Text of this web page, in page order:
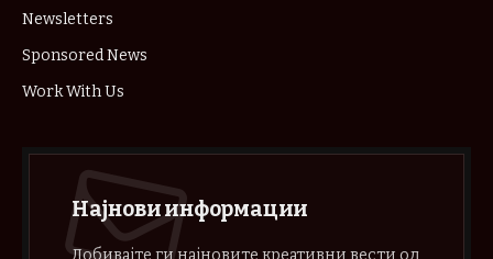
Newsletters
Sponsored News
Work With Us
Најнови информации
Добивајте ги најновите креативни вести од